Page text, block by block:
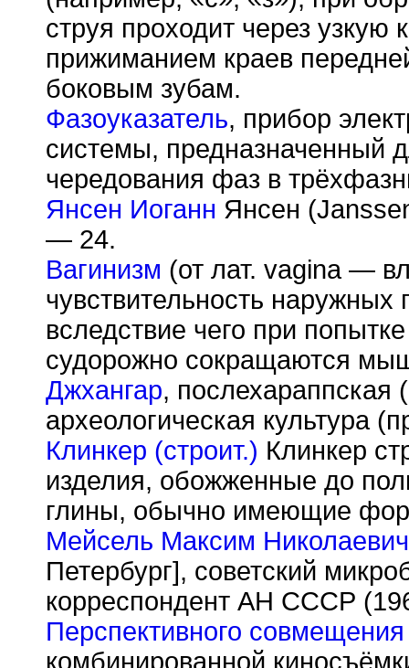
струя проходит через
прижиманием краев
боковым зубам.
Фазоуказатель, прибор
системы, предназначенный
чередования фаз в
Янсен Иоганн Янсен
— 24.
Вагинизм (от лат. vagina —
чувствительность
вследствие чего при
судорожно сокращаются
Джхангар, послехараппская
археологическая культура
Клинкер (строит.) Клинкер
изделия, обожженные до
глины, обычно имеющие
Мейсель Максим Николаевич
Петербург], советский
корреспондент АН СССР
Перспективного
комбинированной